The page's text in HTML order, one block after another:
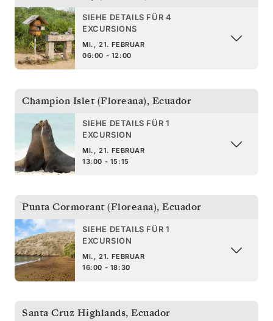
SIEHE DETAILS FÜR 4
EXCURSIONS
MI., 21. FEBRUAR
06:00 - 12:00
Champion Islet (Floreana), Ecuador
SIEHE DETAILS FÜR 1
EXCURSION
MI., 21. FEBRUAR
13:00 - 15:15
Punta Cormorant (Floreana), Ecuador
SIEHE DETAILS FÜR 1
EXCURSION
MI., 21. FEBRUAR
16:00 - 18:30
Santa Cruz Highlands, Ecuador